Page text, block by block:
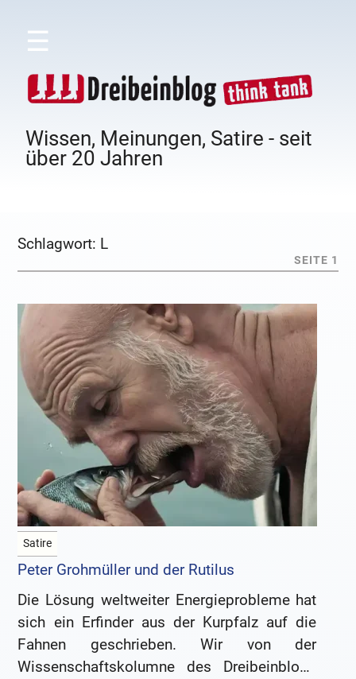
☰
Wissen, Meinungen, Satire - seit
über 20 Jahren
Schlagwort: L
SEITE 1
Satire
Peter Grohmüller und der Rutilus
Die Lösung weltweiter Energieprobleme hat
sich ein Erfinder aus der Kurpfalz auf die
Fahnen geschrieben. Wir von der
Wissenschaftskolumne des Dreibeinblogs